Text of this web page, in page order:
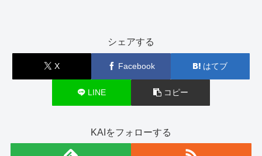
シェアする
X Facebook はてブ
LINE コピー
KAIをフォローする